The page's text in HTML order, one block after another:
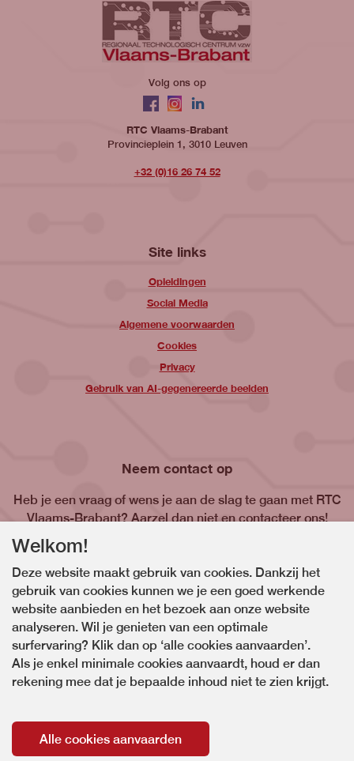
Volg ons op
Facebook
Instagram
LinkedIn
RTC Vlaams-Brabant
Provincieplein 1, 3010 Leuven
+32 (0)16 26 74 52
Site links
Opleidingen
Social Media
Algemene voorwaarden
Cookies
Privacy
Gebruik van AI-gegenereerde beelden
Neem contact op
Heb je een vraag of wens je aan de slag te gaan met RTC
Vlaams-Brabant? Aarzel dan niet en contacteer ons!
© Copyright RTC Vlaams-Brabant 2026. Alle rechten voorbehouden
Welkom!
Deze website maakt gebruik van cookies. Dankzij het
gebruik van cookies kunnen we je een goed werkende
website aanbieden en het bezoek aan onze website
analyseren. Wil je genieten van een optimale
surfervaring? Klik dan op ‘alle cookies aanvaarden’.
Als je enkel minimale cookies aanvaardt, houd er dan
rekening mee dat je bepaalde inhoud niet te zien krijgt.
Alle cookies aanvaarden